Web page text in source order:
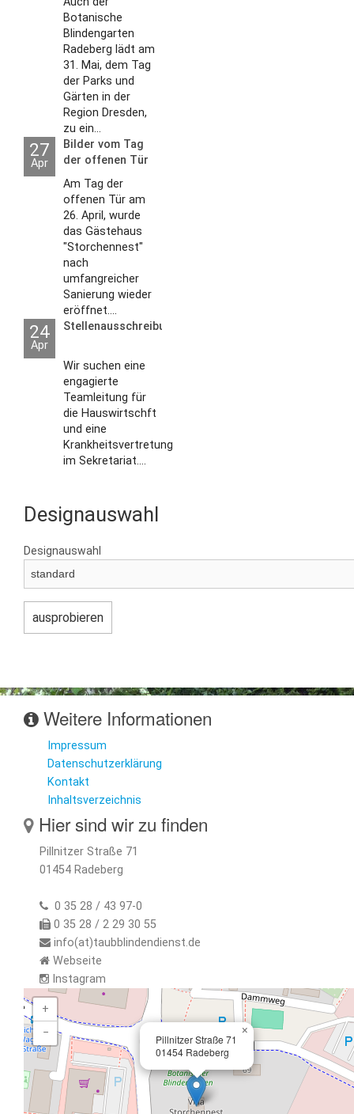
Botanische
Blindengarten
Radeberg lädt am
31. Mai, dem Tag
der Parks und
Gärten in der
Region Dresden,
zu ein...
27
Apr
Bilder vom Tag
der offenen Tür
2026
Am Tag der
offenen Tür am
26. April, wurde
das Gästehaus
"Storchennest"
nach
umfangreicher
Sanierung wieder
eröffnet....
24
Apr
Stellenausschreibungen
Wir suchen eine
engagierte
Teamleitung für
die Hauswirtschft
und eine
Krankheitsvertretung
im Sekretariat....
Designauswahl
Designauswahl
Weitere Informationen
Impressum
Datenschutzerklärung
Kontakt
Inhaltsverzeichnis
Hier sind wir zu finden
Pillnitzer Straße 71
01454 Radeberg
0 35 28 / 43 97-0
0 35 28 / 2 29 30 55
info(at)taubblindendienst.de
Webseite
Instagram
Pillnitzer Straße 71
01454 Radeberg
×
+
−